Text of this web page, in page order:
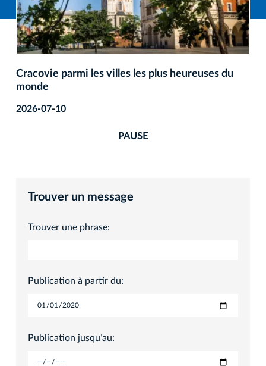
Cracovie parmi les villes les plus heureuses du
monde
2026-07-10
PAUSE
Trouver un message
Trouver une phrase:
Publication à partir du:
Publication jusqu’au: